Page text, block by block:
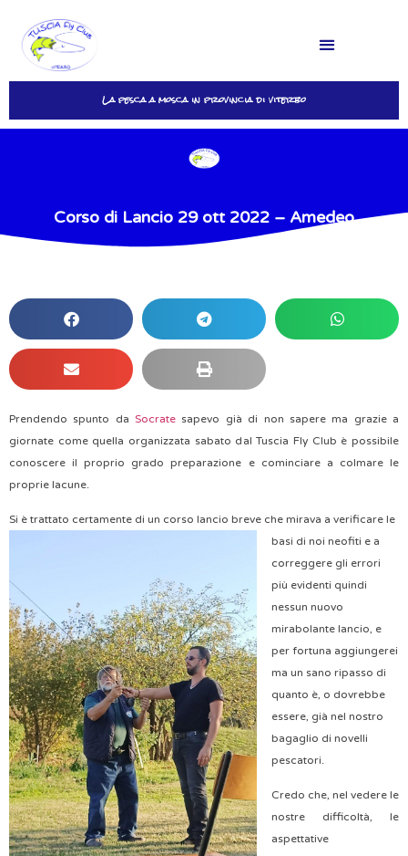
La pesca a mosca in provincia di viterbo
Corso di Lancio 29 ott 2022 – Amedeo
Prendendo spunto da Socrate sapevo già di non sapere ma grazie a
giornate come quella organizzata sabato dal Tuscia Fly Club è possibile
conoscere il proprio grado preparazione e cominciare a colmare le
proprie lacune.
Si è trattato certamente di un corso lancio breve che mirava a verificare le
basi di noi neofiti e a
correggere gli errori
più evidenti quindi
nessun nuovo
mirabolante lancio, e
per fortuna aggiungerei
ma un sano ripasso di
quanto è, o dovrebbe
essere, già nel nostro
bagaglio di novelli
pescatori.
Credo che, nel vedere le
nostre difficoltà, le
aspettative